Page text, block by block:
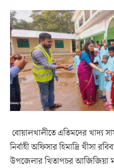
বোয়ালখালীতে এতিমদের খাদ্য
নির্বাহী অফিসার হিমাদ্রি খীসা
উপজেলার খিতাপচর আজিজিয়া